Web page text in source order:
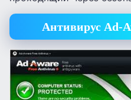
Антивирус Ad-